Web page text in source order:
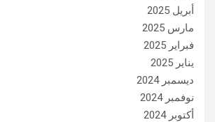
أبريل 2025
مارس 2025
فبراير 2025
يناير 2025
ديسمبر 2024
نوفمبر 2024
أكتوبر 2024